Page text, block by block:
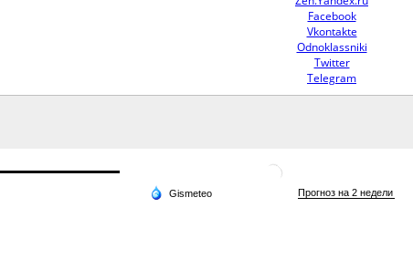
Facebook
Vkontakte
Odnoklassniki
Twitter
Telegram